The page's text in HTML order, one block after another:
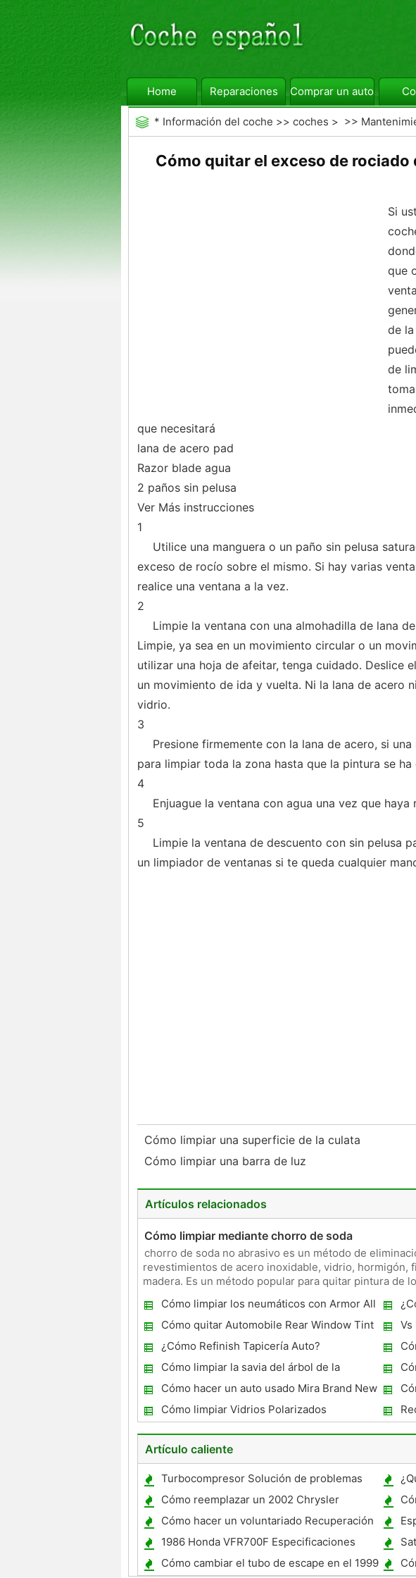
Home Reparaciones Comprar un automóvil
* Información del coche >> coches > >>
Cómo quitar el exceso de
Si
que
de
de
que necesitará
lana de acero pad
Razor blade agua
2 paños sin pelusa
Ver Más instrucciones
1
Utilice una manguera o un paño sin pelusa
exceso de rocío sobre el mismo. Si hay varias
realice una ventana a la vez.
2
Limpie la ventana con una almohadilla de lana
Limpie, ya sea en un movimiento circular o un
utilizar una hoja de afeitar, tenga cuidado. Deslice
un movimiento de ida y vuelta. Ni la lana de acero
vidrio.
3
Presione firmemente con la lana de acero, si
para limpiar toda la zona hasta que la pintura se ha
4
Enjuague la ventana con agua una vez que
5
Limpie la ventana de descuento con sin pelusa
un limpiador de ventanas si te queda cualquier
Cómo limpiar una superficie de la culata
Cómo limpiar una barra de luz
Artículos relacionados
Cómo limpiar mediante chorro de soda
chorro de soda no abrasivo es un método de
revestimientos de acero inoxidable, vidrio, hormigón,
madera. Es un método popular para quitar pintura de
Cómo limpiar los neumáticos con Armor All
Car Wash Con Cera
Cómo quitar Automobile Rear Window Tint
Adhesivo
Vs
¿Cómo Refinish Tapicería Auto?
Cómo limpiar la savia del árbol de la
ventana de coche
Cómo hacer un auto usado Mira Brand New
Cómo limpiar Vidrios Polarizados
Artículo caliente
Turbocompresor Solución de problemas
Cómo reemplazar un 2002 Chrysler
Interruptor de encendido
Cómo hacer un voluntariado Recuperación
de carro
1986 Honda VFR700F Especificaciones
Cómo cambiar el tubo de escape en el 1999